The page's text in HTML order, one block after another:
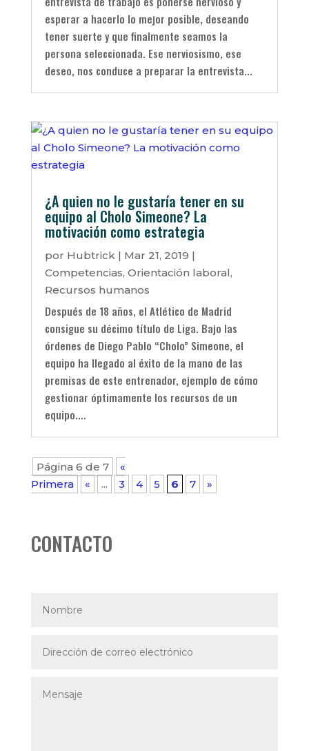
esperar a hacerlo lo mejor posible, deseando
tener suerte y que finalmente seamos la
persona seleccionada. Ese nerviosismo, ese
deseo, nos conduce a preparar la entrevista...
¿A quien no le gustaría tener en su
equipo al Cholo Simeone? La
motivación como estrategia
por Hubtrick| Mar 21, 2019 |
Competencias, Orientación laboral,
Recursos humanos
Después de 18 años, el Atlético de Madrid
consigue su décimo título de Liga. Bajo las
órdenes de Diego Pablo “Cholo” Simeone, el
equipo ha llegado al éxito de la mano de las
premisas de este entrenador, ejemplo de cómo
gestionar óptimamente los recursos de un
equipo....
Página 6 de 7
«
Primera
« ... 3 4 5 6 7 »
CONTACTO